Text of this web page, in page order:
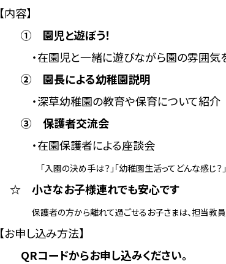
【内容】
① 園児と遊ぼう！
・在園児と一緒に遊びながら園の雰囲気
② 園長による幼稚園説明
・深草幼稚園の教育や保育について紹介
③ 保護者交流会
・在園保護者による座談会
「入園の決め手は？」「幼稚園生活ってどんな感じ？
☆ 小さなお子様連れでも安心です
保護者の方から離れて過ごせるお子さまは、担当教
【お申し込み方法】
QRコードからお申し込みください。